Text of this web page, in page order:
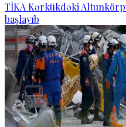
TİKA Kərkükdəki
başlayıb